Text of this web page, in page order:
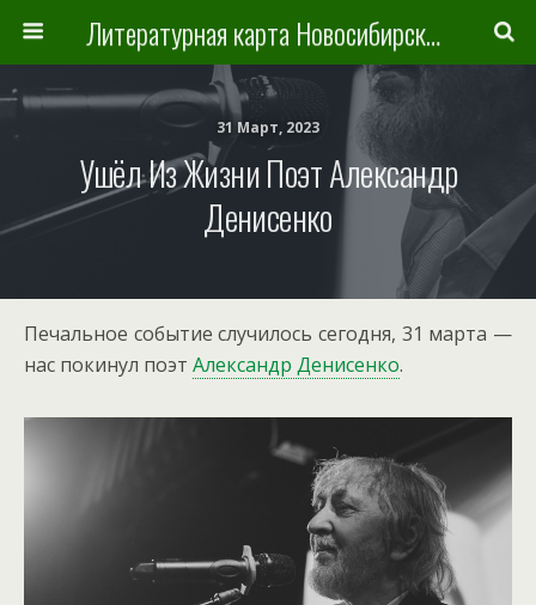
Литературная карта Новосибирска и Новосибирской области
31 Март, 2023
Ушёл Из Жизни Поэт Александр
Денисенко
Печальное событие случилось сегодня, 31 марта —
нас покинул поэт Александр Денисенко.